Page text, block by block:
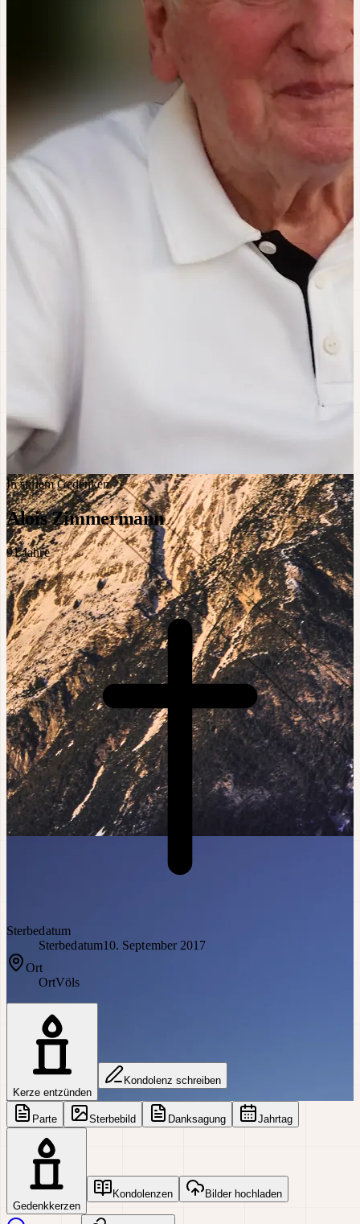
In stillem Gedenken
Alois Zimmermann
91Jahre
Sterbedatum
Sterbedatum10. September 2017
Ort
OrtVöls
Kerze entzünden
Kondolenz schreiben
Parte Sterbebild Danksagung Jahrtag
Gedenkkerzen
Kondolenzen Bilder hochladen